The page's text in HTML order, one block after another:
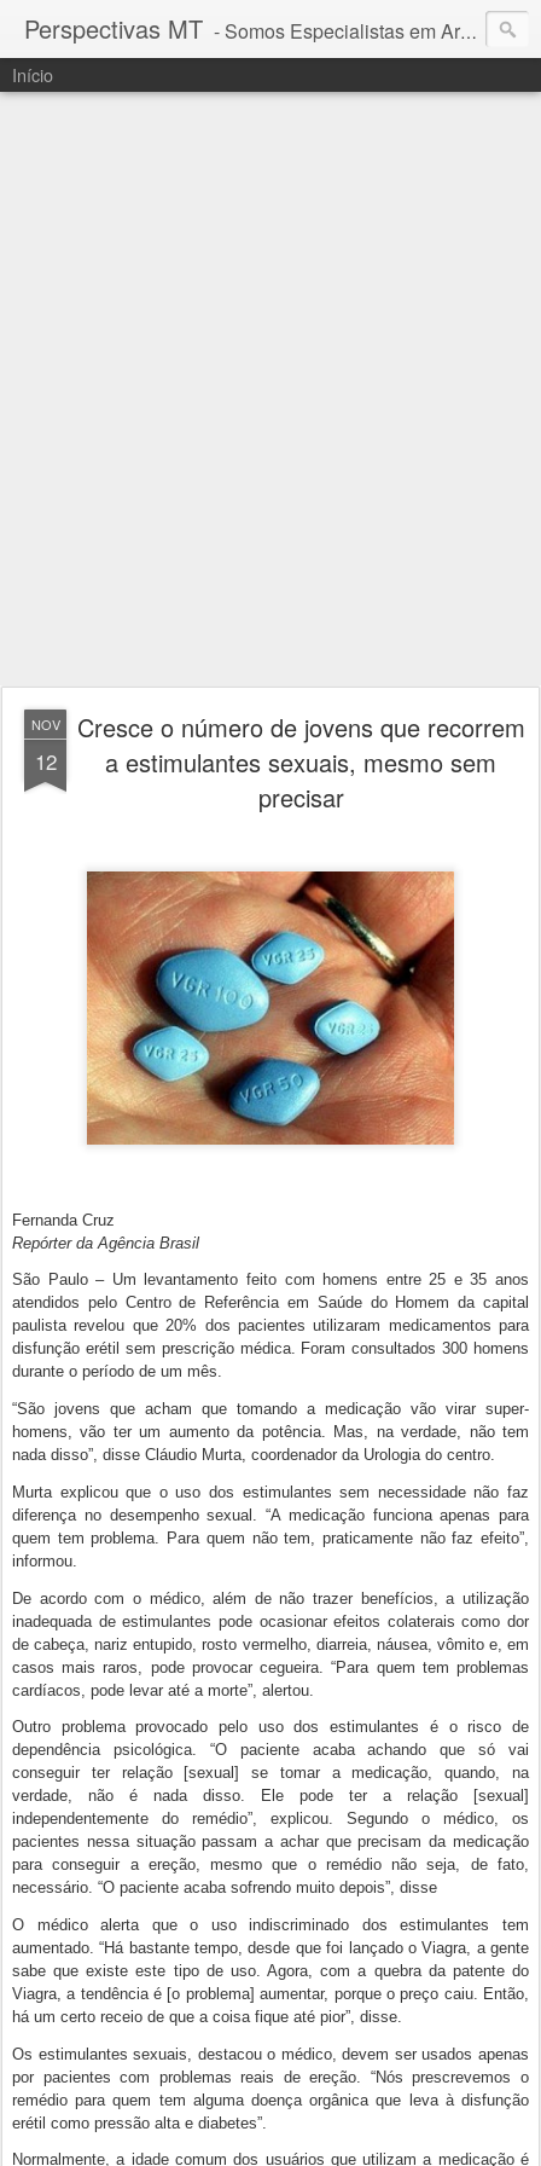
Perspectivas MT - Somos Especialistas em Araguaia - Mato Grosso
Início
NOV
12
Cresce o número de jovens que recorrem
a estimulantes sexuais, mesmo sem
precisar
Fernanda Cruz
Repórter da Agência Brasil
São Paulo – Um levantamento feito com homens entre 25 e 35 anos
atendidos pelo Centro de Referência em Saúde do Homem da capital
paulista revelou que 20% dos pacientes utilizaram medicamentos para
disfunção erétil sem prescrição médica. Foram consultados 300 homens
durante o período de um mês.
“São jovens que acham que tomando a medicação vão virar super-
homens, vão ter um aumento da potência. Mas, na verdade, não tem
nada disso”, disse Cláudio Murta, coordenador da Urologia do centro.
Murta explicou que o uso dos estimulantes sem necessidade não faz
diferença no desempenho sexual. “A medicação funciona apenas para
quem tem problema. Para quem não tem, praticamente não faz efeito”,
informou.
De acordo com o médico, além de não trazer benefícios, a utilização
inadequada de estimulantes pode ocasionar efeitos colaterais como dor
de cabeça, nariz entupido, rosto vermelho, diarreia, náusea, vômito e, em
casos mais raros, pode provocar cegueira. “Para quem tem problemas
cardíacos, pode levar até a morte”, alertou.
Outro problema provocado pelo uso dos estimulantes é o risco de
dependência psicológica. “O paciente acaba achando que só vai
conseguir ter relação [sexual] se tomar a medicação, quando, na
verdade, não é nada disso. Ele pode ter a relação [sexual]
independentemente do remédio”, explicou. Segundo o médico, os
pacientes nessa situação passam a achar que precisam da medicação
para conseguir a ereção, mesmo que o remédio não seja, de fato,
necessário. “O paciente acaba sofrendo muito depois”, disse
O médico alerta que o uso indiscriminado dos estimulantes tem
aumentado. “Há bastante tempo, desde que foi lançado o Viagra, a gente
sabe que existe este tipo de uso. Agora, com a quebra da patente do
Viagra, a tendência é [o problema] aumentar, porque o preço caiu. Então,
há um certo receio de que a coisa fique até pior”, disse.
Os estimulantes sexuais, destacou o médico, devem ser usados apenas
por pacientes com problemas reais de ereção. “Nós prescrevemos o
remédio para quem tem alguma doença orgânica que leva à disfunção
erétil como pressão alta e diabetes”.
Normalmente, a idade comum dos usuários que utilizam a medicação é